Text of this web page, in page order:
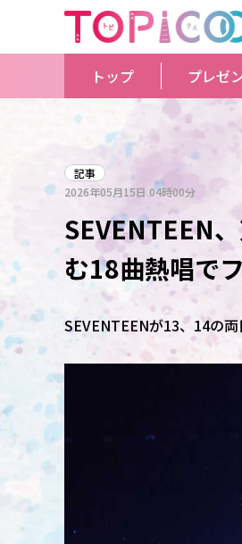
トップ プレゼ
記事
2026年05月15日 04時00分
SEVENTEEN
む18曲熱唱で
SEVENTEENが13、14の